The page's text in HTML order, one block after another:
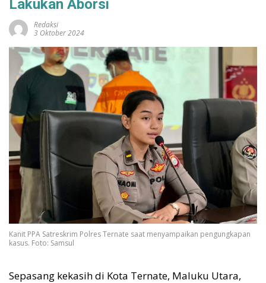
Lakukan Aborsi
Redaksi
3 Oktober 2024
Kanit PPA Satreskrim Polres Ternate saat menyampaikan pengungkapan
kasus. Foto: Samsul
Sepasang kekasih di Kota Ternate, Maluku Utara,